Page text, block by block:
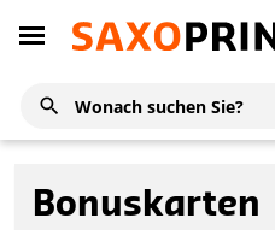
Bonuskarten